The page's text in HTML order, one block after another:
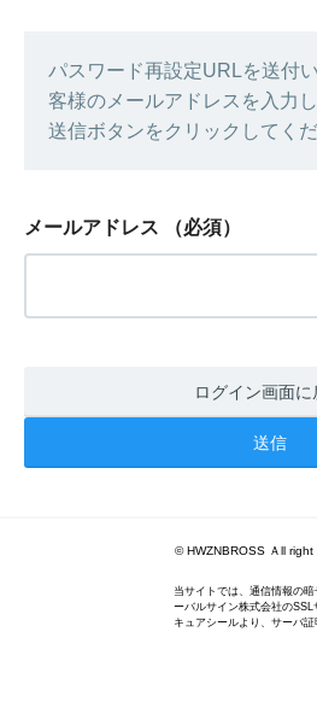
パスワード再設定URLを送付
客様のメールアドレスを入力し
送信ボタンをクリックしてくだ
メールアドレス （必須）
ログイン画面に
© HWZNBROSS Ａll right
当サイトでは、通信情報の
ーバルサイン株式会社の
キュアシールより、サーバ